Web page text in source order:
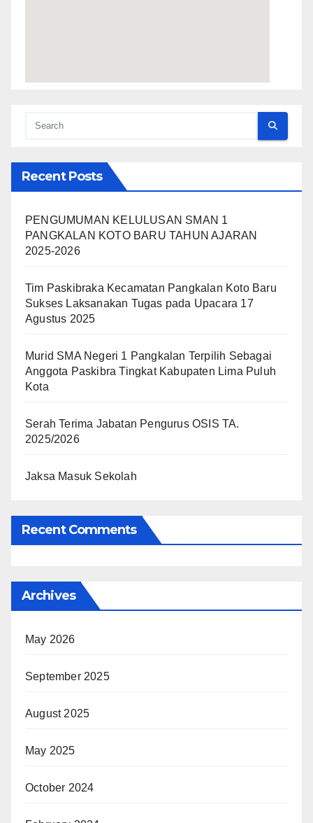
Recent Posts
PENGUMUMAN KELULUSAN SMAN 1
PANGKALAN KOTO BARU TAHUN AJARAN
2025-2026
Tim Paskibraka Kecamatan Pangkalan Koto Baru
Sukses Laksanakan Tugas pada Upacara 17
Agustus 2025
Murid SMA Negeri 1 Pangkalan Terpilih Sebagai
Anggota Paskibra Tingkat Kabupaten Lima Puluh
Kota
Serah Terima Jabatan Pengurus OSIS TA.
2025/2026
Jaksa Masuk Sekolah
Recent Comments
Archives
May 2026
September 2025
August 2025
May 2025
October 2024